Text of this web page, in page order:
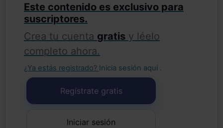
Este contenido es exclusivo para
suscriptores.
Crea tu cuenta gratis y léelo
completo ahora.
¿Ya estás registrado? Inicia sesión aquí .
Regístrate gratis
Iniciar sesión